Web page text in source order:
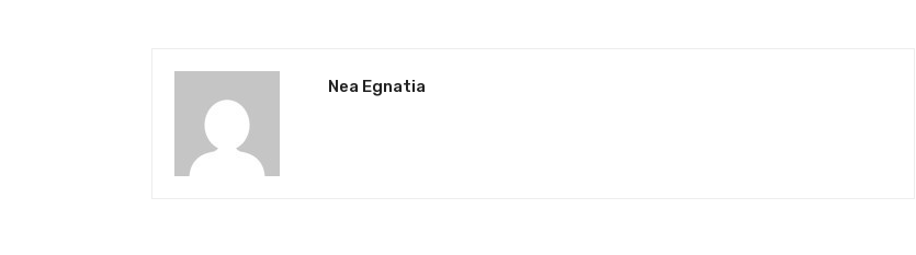
Nea Egnatia